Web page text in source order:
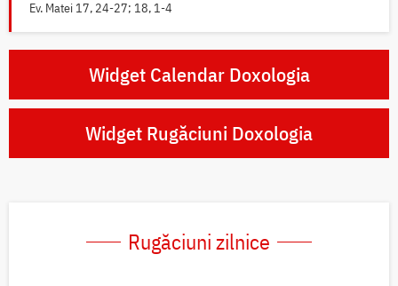
Ev. Matei 17, 24-27; 18, 1-4
Widget Calendar Doxologia
Widget Rugăciuni Doxologia
Rugăciuni zilnice